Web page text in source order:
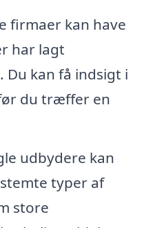
firmaer kan have
har lagt
Du kan få indsigt i
du træffer en
udbydere kan
typer af
store